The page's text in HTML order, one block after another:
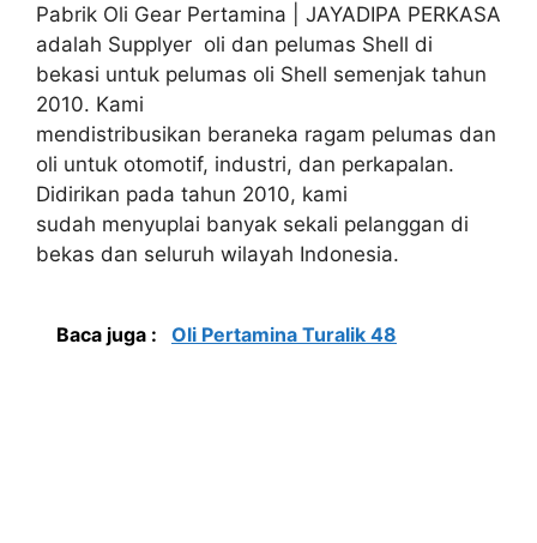
Pabrik Oli Gear Pertamina | JAYADIPA PERKASA
adalah Supplyer oli dan pelumas Shell di
bekasi untuk pelumas oli Shell semenjak tahun
2010. Kami
mendistribusikan beraneka ragam pelumas dan
oli untuk otomotif, industri, dan perkapalan.
Didirikan pada tahun 2010, kami
sudah menyuplai banyak sekali pelanggan di
bekas dan seluruh wilayah Indonesia.
Baca juga : Oli Pertamina Turalik 48